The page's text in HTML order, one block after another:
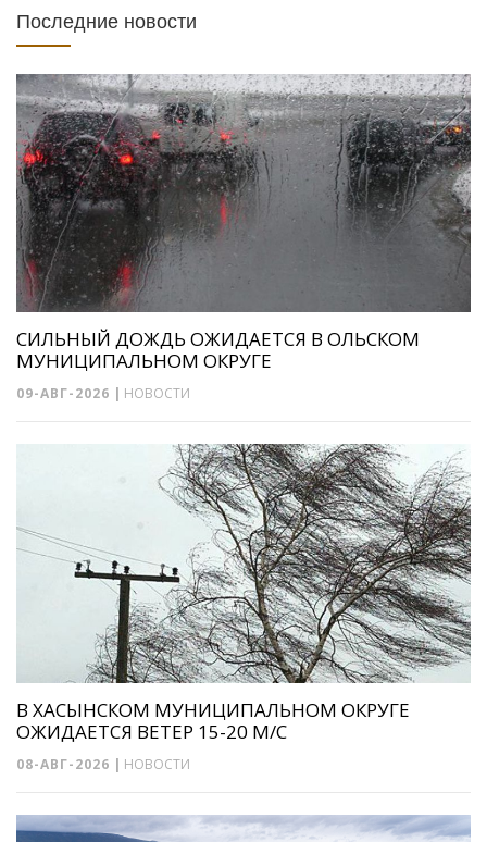
Последние новости
СИЛЬНЫЙ ДОЖДЬ ОЖИДАЕТСЯ В ОЛЬСКОМ
МУНИЦИПАЛЬНОМ ОКРУГЕ
09-АВГ-2026 | НОВОСТИ
В ХАСЫНСКОМ МУНИЦИПАЛЬНОМ ОКРУГЕ
ОЖИДАЕТСЯ ВЕТЕР 15-20 М/С
08-АВГ-2026 | НОВОСТИ